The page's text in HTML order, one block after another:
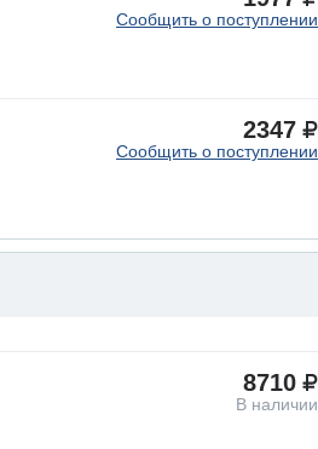
Сообщить о поступлении
2347
Сообщить о поступлении
8710
В наличии